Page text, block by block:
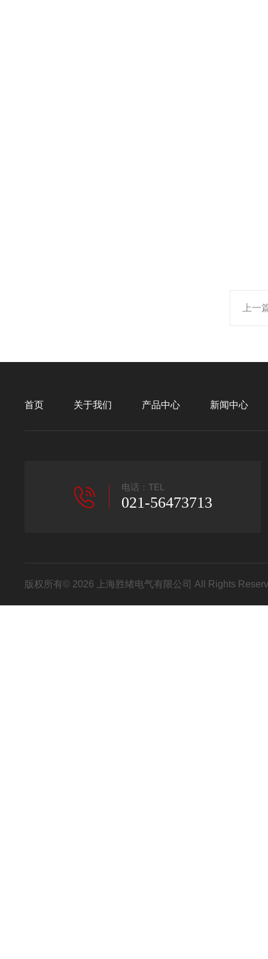
上一
首页 关于我们 产品中心 新闻中心
电话：TEL
021-56473713
版权所有© 2026 上海胜绪电气有限公司 All Rights